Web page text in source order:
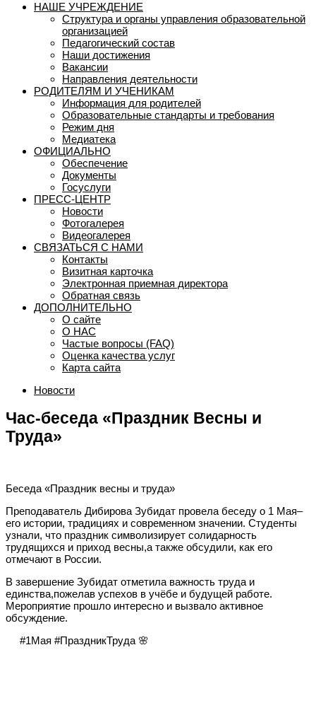
НАШЕ УЧРЕЖДЕНИЕ
Структура и органы управления образовательной
организацией
Педагогический состав
Наши достижения
Вакансии
Направления деятельности
РОДИТЕЛЯМ И УЧЕНИКАМ
Информация для родителей
Образовательные стандарты и требования
Режим дня
Медиатека
ОФИЦИАЛЬНО
Обеспечение
Документы
Госуслуги
ПРЕСС-ЦЕНТР
Новости
Фотогалерея
Видеогалерея
СВЯЗАТЬСЯ С НАМИ
Контакты
Визитная карточка
Электронная приемная директора
Обратная связь
ДОПОЛНИТЕЛЬНО
О сайте
О НАС
Частые вопросы (FAQ)
Оценка качества услуг
Карта сайта
Новости
Час-беседа «Праздник Весны и
Труда»
Беседа «Праздник весны и труда»
Преподаватель Дибирова Зубидат провела беседу о 1 Мая–
его истории, традициях и современном значении. Студенты
узнали, что праздник символизирует солидарность
трудящихся и приход весны,а также обсудили, как его
отмечают в России.
В завершение Зубидат отметила важность труда и
единства,пожелав успехов в учёбе и будущей работе.
Мероприятие прошло интересно и вызвало активное
обсуждение.
#1Мая #ПраздникТруда 🌸